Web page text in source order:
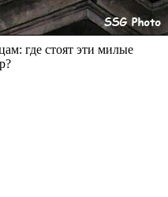
где стоят эти милые